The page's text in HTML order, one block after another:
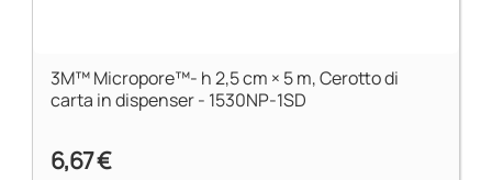
3M™ Micropore™- h 2,5 cm × 5 m, Cerotto di
carta in dispenser - 1530NP-1SD
6,67 €